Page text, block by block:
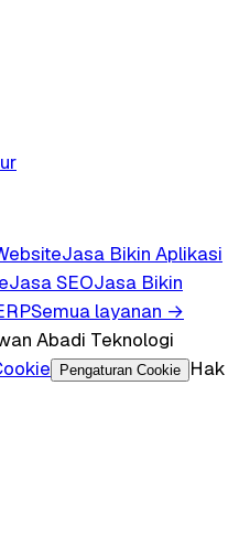
Jasa Bikin Aplikasi
Jasa SEOJasa Bikin
Semua layanan →
Abadi Teknologi
Pengaturan Cookie
Hak